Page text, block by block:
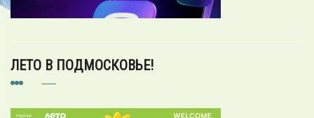
ЛЕТО В ПОДМОСКОВЬЕ!